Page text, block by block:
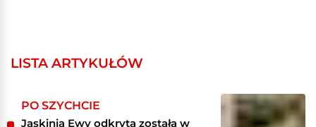
LISTA ARTYKUŁÓW
PO SZYCHCIE
Jaskinia Ewy odkryta została w